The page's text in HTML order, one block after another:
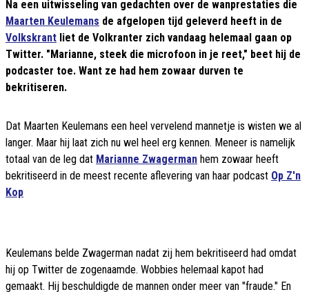
Na een uitwisseling van gedachten over de wanprestaties die
Maarten Keulemans de afgelopen tijd geleverd heeft in de
Volkskrant liet de Volkranter zich vandaag helemaal gaan op
Twitter. "Marianne, steek die microfoon in je reet," beet hij de
podcaster toe. Want ze had hem zowaar durven te
bekritiseren.
Dat Maarten Keulemans een heel vervelend mannetje is wisten we al
langer. Maar hij laat zich nu wel heel erg kennen. Meneer is namelijk
totaal van de leg dat Marianne Zwagerman hem zowaar heeft
bekritiseerd in de meest recente aflevering van haar podcast Op Z'n
Kop
Keulemans belde Zwagerman nadat zij hem bekritiseerd had omdat
hij op Twitter de zogenaamde. Wobbies helemaal kapot had
gemaakt. Hij beschuldigde de mannen onder meer van "fraude." En